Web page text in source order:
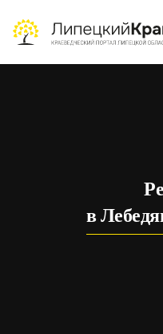
Skip to main content
в